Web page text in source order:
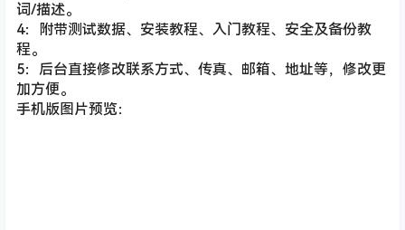
词/描述。
4：附带测试数据、安装教程、入门教程、安全及备份教
程。
5：后台直接修改联系方式、传真、邮箱、地址等，修改更
加方便。
手机版图片预览：